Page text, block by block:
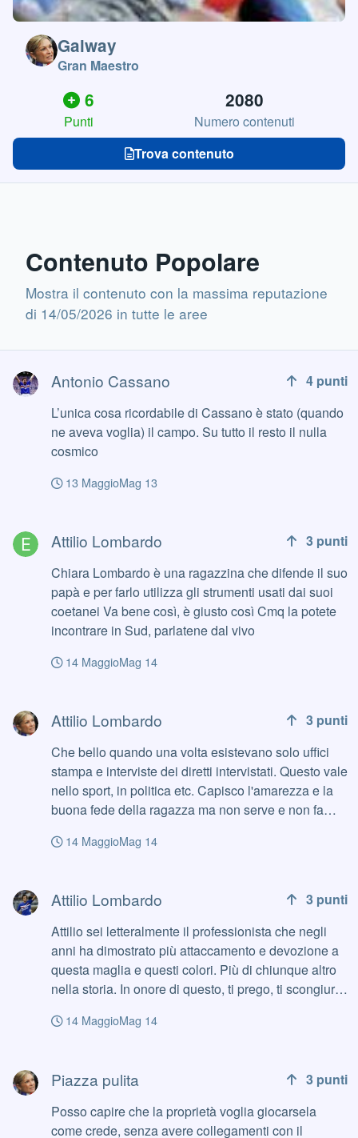
Galway
Gran Maestro
6
Punti
2080
Numero contenuti
Trova contenuto
Contenuto Popolare
Mostra il contenuto con la massima reputazione
di 14/05/2026 in tutte le aree
Antonio Cassano 4 punti
L’unica cosa ricordabile di Cassano è stato (quando
ne aveva voglia) il campo. Su tutto il resto il nulla
cosmico
13 MaggioMag 13
Attilio Lombardo 3 punti
Chiara Lombardo è una ragazzina che difende il suo
papà e per farlo utilizza gli strumenti usati dai suoi
coetanei Va bene così, è giusto così Cmq la potete
incontrare in Sud, parlatene dal vivo
14 MaggioMag 14
Attilio Lombardo 3 punti
Che bello quando una volta esistevano solo uffici
stampa e interviste dei diretti intervistati. Questo vale
nello sport, in politica etc. Capisco l'amarezza e la
buona fede della ragazza ma non serve e non fa
14 MaggioMag 14
Attilio Lombardo 3 punti
Attilio sei letteralmente il professionista che negli
anni ha dimostrato più attaccamento e devozione a
questa maglia e questi colori. Più di chiunque altro
nella storia. In onore di questo, ti prego, ti scongiuro,
cosa che fa male a te come professionista ed alla
sorti del blubiancorossonerobiancoblu
14 MaggioMag 14
Piazza pulita 3 punti
Posso capire che la proprietà voglia giocarsela
come crede, senza avere collegamenti con il